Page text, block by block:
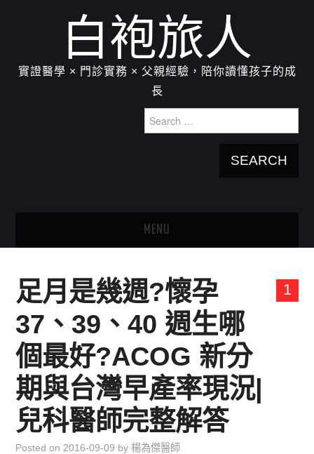
白袍旅人
實證醫學 × 門診實務 × 父親經驗，陪你讀懂孩子的成
長
for:
MENU
關於我：楊為傑醫師
兒童青少年成長專區
育兒知識集
環遊世界行
直上雲霄去
1
足月是幾週?懷孕
37、39、40 週生哪
個最好?ACOG 新分
期與台灣早產率現況|
兒科醫師完整解答
Posted on 2016-09-09 by楊為傑醫師